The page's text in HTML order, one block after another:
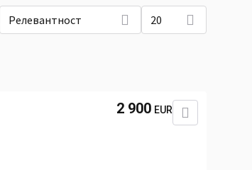
Релевантност 20
2 900 EUR